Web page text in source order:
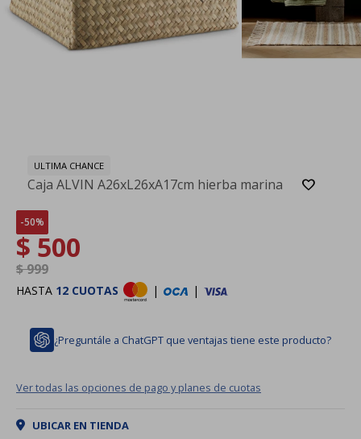
ULTIMA CHANCE
Caja ALVIN A26xL26xA17cm hierba marina
50
$ 500
$999
HASTA 12 CUOTAS | |
¿Preguntále a ChatGPT que ventajas tiene este producto?
Ver todas las opciones de pago y planes de cuotas
UBICAR EN TIENDA